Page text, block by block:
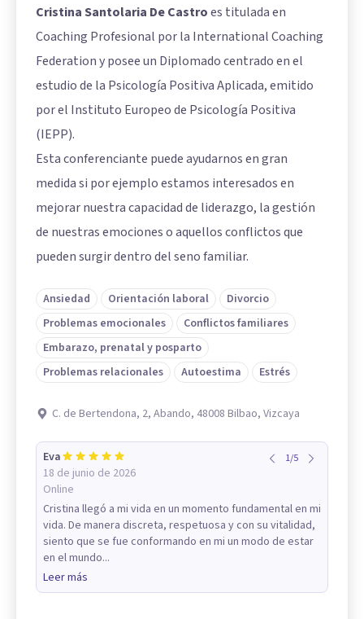
Cristina Santolaria De Castroes titulada en
Coaching Profesional por la International Coaching
Federation y posee un Diplomado centrado en el
estudio de la Psicología Positiva Aplicada, emitido
por el Instituto Europeo de Psicología Positiva
(IEPP).
Esta conferenciante puede ayudarnos en gran
medida si por ejemplo estamos interesados en
mejorar nuestra capacidad de liderazgo, la gestión
de nuestras emociones o aquellos conflictos que
pueden surgir dentro del seno familiar.
Ansiedad Orientación laboral
Divorcio
Problemas emocionales
Conflictos familiares
Embarazo, prenatal y posparto
Problemas relacionales
Autoestima Estrés
C. de Bertendona, 2, Abando, 48008 Bilbao, Vizcaya
Eva
18 de junio de 2026
Online
1/5
Cristina llegó a mi vida en un momento fundamental en mi
vida. De manera discreta, respetuosa y con su vitalidad,
siento que se fue conformando en mi un modo de estar
en el mundo...
Leer más